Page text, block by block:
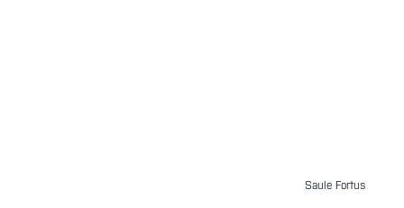
Saule Fortus